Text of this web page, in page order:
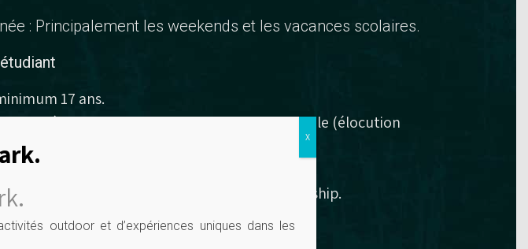
: Principalement les weekends et les vacances scolaires.
17 ans.
présentation et bonne communication orale (élocution
volontaire, dynamique.
sens des responsabilités et d’un certain leadership.
résistance au stress.
outdoor et d’expériences uniques dans les
X